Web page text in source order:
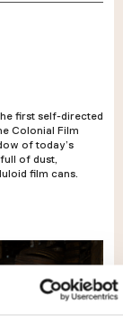
first self-directed
Colonial Film
of today’s
of dust,
film cans.